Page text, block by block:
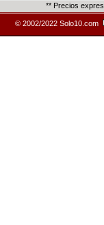
** Precios
© 2002/2022 Solo10.com